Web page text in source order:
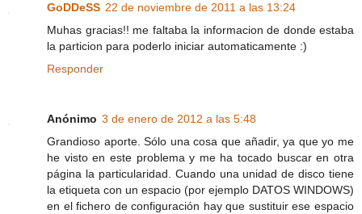
GoDDeSS 22 de noviembre de 2011 a las 13:24
Muhas gracias!! me faltaba la informacion de donde estaba
la particion para poderlo iniciar automaticamente :)
Responder
Anónimo 3 de enero de 2012 a las 5:48
Grandioso aporte. Sólo una cosa que añadir, ya que yo me
he visto en este problema y me ha tocado buscar en otra
página la particularidad. Cuando una unidad de disco tiene
la etiqueta con un espacio (por ejemplo DATOS WINDOWS)
en el fichero de configuración hay que sustituir ese espacio